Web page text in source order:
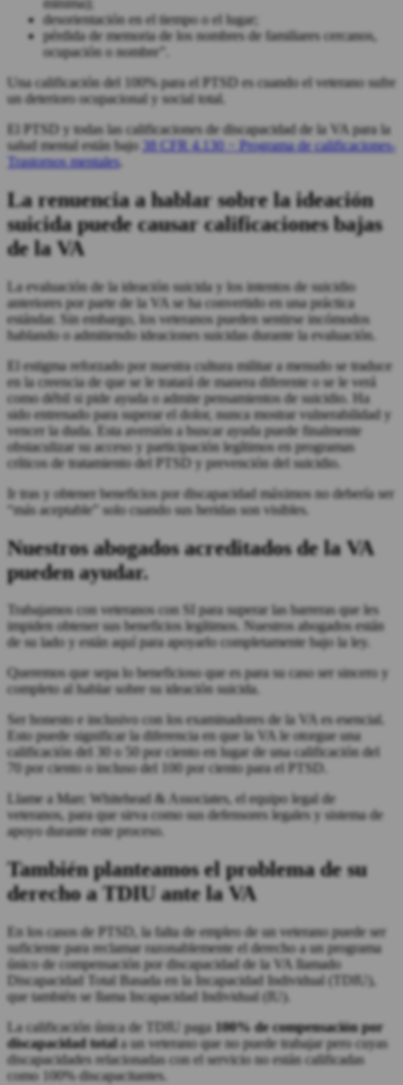
desorientación en el tiempo o el lugar;
pérdida de memoria de los nombres de familiares cercanos,
ocupación o nombre”.
Una calificación del 100% para el PTSD es cuando el veterano sufre
un deterioro ocupacional y social total.
El PTSD y todas las calificaciones de discapacidad de la VA para la
salud mental están bajo 38 CFR 4.130 − Programa de calificaciones-
Trastornos mentales.
La renuencia a hablar sobre la ideación
suicida puede causar calificaciones bajas
de la VA
La evaluación de la ideación suicida y los intentos de suicidio
anteriores por parte de la VA se ha convertido en una práctica
estándar. Sin embargo, los veteranos pueden sentirse incómodos
hablando o admitiendo ideaciones suicidas durante la evaluación.
El estigma reforzado por nuestra cultura militar a menudo se traduce
en la creencia de que se le tratará de manera diferente o se le verá
como débil si pide ayuda o admite pensamientos de suicidio. Ha
sido entrenado para superar el dolor, nunca mostrar vulnerabilidad y
vencer la duda. Esta aversión a buscar ayuda puede finalmente
obstaculizar su acceso y participación legítimos en programas
críticos de tratamiento del PTSD y prevención del suicidio.
Ir tras y obtener beneficios por discapacidad máximos no debería ser
“más aceptable” solo cuando sus heridas son visibles.
Nuestros abogados acreditados de la VA
pueden ayudar.
Trabajamos con veteranos con SI para superar las barreras que les
impiden obtener sus beneficios legítimos. Nuestros abogados están
de su lado y están aquí para apoyarlo completamente bajo la ley.
Queremos que sepa lo beneficioso que es para su caso ser sincero y
completo al hablar sobre su ideación suicida.
Ser honesto e inclusivo con los examinadores de la VA es esencial.
Esto puede significar la diferencia en que la VA le otorgue una
calificación del 30 o 50 por ciento en lugar de una calificación del
70 por ciento o incluso del 100 por ciento para el PTSD.
Llame a Marc Whitehead & Associates, el equipo legal de
veteranos, para que sirva como sus defensores legales y sistema de
apoyo durante este proceso.
También planteamos el problema de su
derecho a TDIU ante la VA
En los casos de PTSD, la falta de empleo de un veterano puede ser
suficiente para reclamar razonablemente el derecho a un programa
único de compensación por discapacidad de la VA llamado
Discapacidad Total Basada en la Incapacidad Individual (TDIU),
que también se llama Incapacidad Individual (IU).
La calificación única de TDIU paga 100% de compensación por
discapacidad totala un veterano que no puede trabajar pero cuyas
discapacidades relacionadas con el servicio no están calificadas
como 100% discapacitantes.